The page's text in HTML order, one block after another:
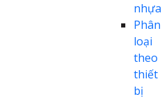
nhựa
Phân
loại
theo
thiết
bị